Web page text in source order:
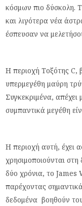
κόσμων πιο δύσκολη.
και λιγότερα νέα
έσπευσαν να
Η περιοχή Τοξότης C,
υπερμεγέθη μαύρη
Συγκεκριμένα,
συμπαντικά μεγέθη
Η περιοχή αυτή, έχει
χρησιμοποιούνται
δύο χρόνια, το James
παρέχοντας
δεδομένα βοηθούν